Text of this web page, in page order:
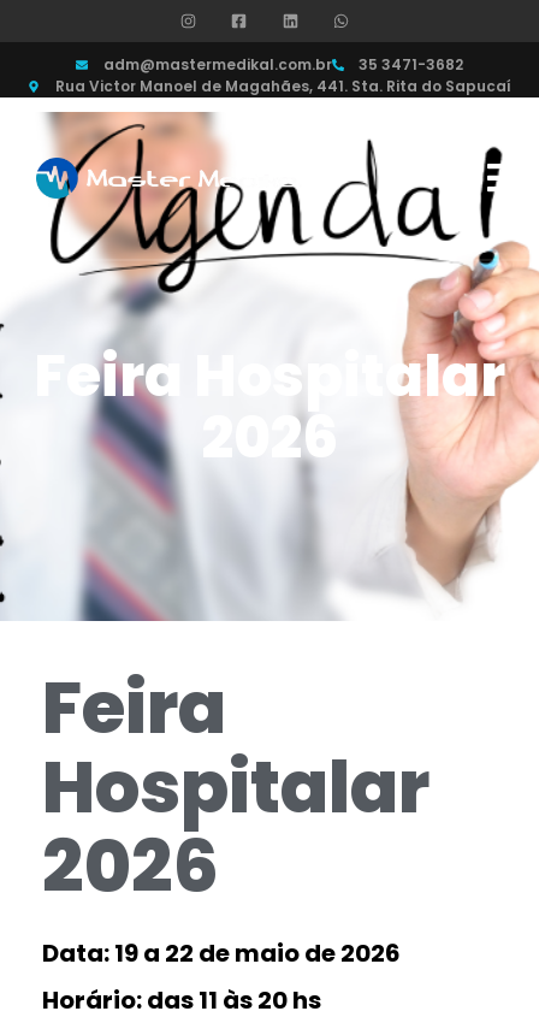
adm@mastermedikal.com.br
35 3471-3682
Rua Victor Manoel de Magahães, 441. Sta. Rita do Sapucaí
Feira Hospitalar
2026
Feira
Hospitalar
2026
Data: 19 a 22 de maio de 2026
Horário: das 11 às 20 hs